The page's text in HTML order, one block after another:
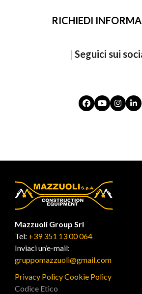
RICHIEDI
| Seguici sui
Facebook
YouTube
Mazzuoli Group Srl
Tel: +39 351 13 00 064
Inviaci un’e-mail:
gruppomazzuoli@gmail.com
Privacy PolicyCookie Policy
Codice Etico